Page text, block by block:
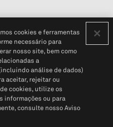
do cliente (em inglês)
© 2026 S&P Global
cookies e ferramentas
necessário para
nosso site, bem como
a
análise de dados)
aceitar, rejeitar ou
cookies, utilize os
informações ou para
consulte nosso Aviso